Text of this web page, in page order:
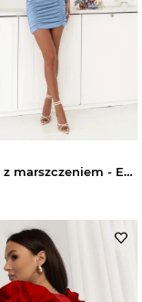
Sukienka z marszczeniem - ELOA - błękitna magmac